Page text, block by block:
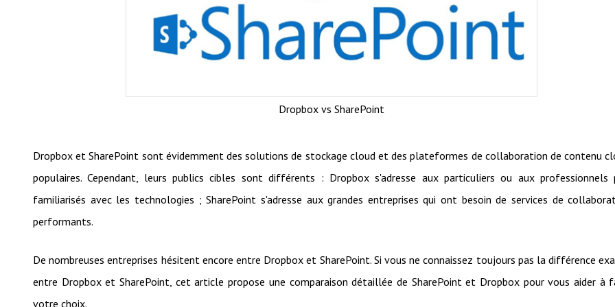
Dropbox vs SharePoint
Dropbox et SharePoint sont évidemment des solutions de stockage cloud et des plateformes de collaboration de contenu
populaires. Cependant, leurs publics cibles sont différents : Dropbox s'adresse aux particuliers ou aux professionnels
familiarisés avec les technologies ; SharePoint s'adresse aux grandes entreprises qui ont besoin de services de
performants.
De nombreuses entreprises hésitent encore entre Dropbox et SharePoint. Si vous ne connaissez toujours pas la différence
entre Dropbox et SharePoint, cet article propose une comparaison détaillée de SharePoint et Dropbox pour vous aider à
votre choix.